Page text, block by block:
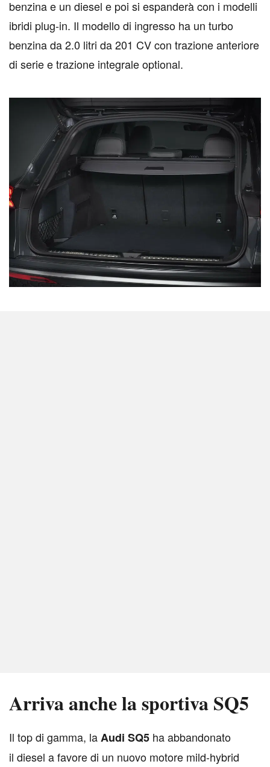
benzina e un diesel e poi si espanderà con i modelli
ibridi plug-in. Il modello di ingresso ha un turbo
benzina da 2.0 litri da 201 CV con trazione anteriore
di serie e trazione integrale optional.
Arriva anche la sportiva SQ5
Il top di gamma, laAudi SQ5 ha abbandonato
il diesel a favore di un nuovo motore mild-hybrid